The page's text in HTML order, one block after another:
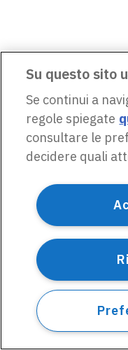
Su questo sito
Se continui a
regole spiegate
consultare le
decidere quali